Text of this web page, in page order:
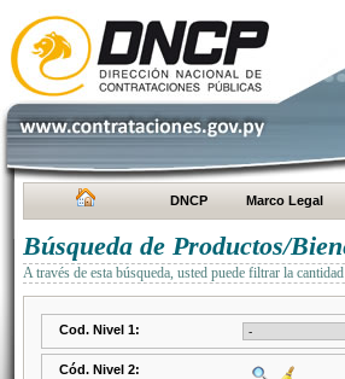
DNCP Marco Legal
Búsqueda de Productos/
A través de esta búsqueda, usted puede filtrar la
Cod. Nivel 1:
Cód. Nivel 2: